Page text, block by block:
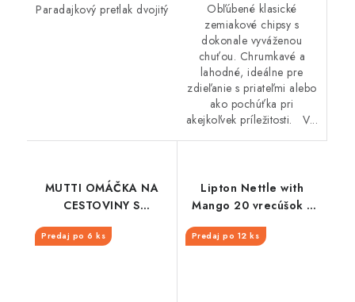
Paradajkový pretlak dvojitý
Obľúbené klasické
zemiakové chipsy s
dokonale vyváženou
chuťou. Chrumkavé a
lahodné, ideálne pre
zdieľanie s priateľmi alebo
ako pochúťka pri
akejkoľvek príležitosti. V...
MUTTI OMÁČKA NA
CESTOVINY S
PARMIGIANO
REGGIANO SKLO
Predaj po 6 ks
Lipton Nettle with
Mango 20 vrecúšok x
1,3g
Predaj po 12 ks